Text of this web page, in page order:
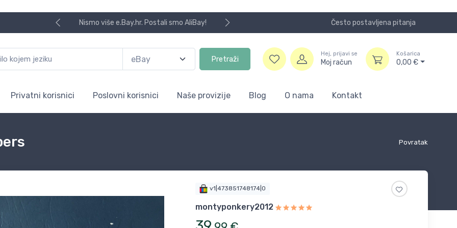
Nismo više e.Bay.hr. Postali smo AliBay! Često postavljena pitanja
Pretraži
Hej, prijavi se
Moj račun
Košarica
0,00 €
Privatni korisnici Poslovni korisnici Naše provizije Blog O nama Kontakt
Povratak
v1|473851748174|0
montyponkery2012